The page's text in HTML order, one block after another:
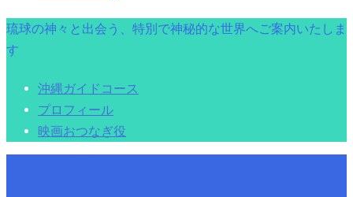
琉球の神々と出会う、特別で神秘的な世界へご案内いたしま
す
沖縄ガイドコース
プロフィール
映画おつなぎ役